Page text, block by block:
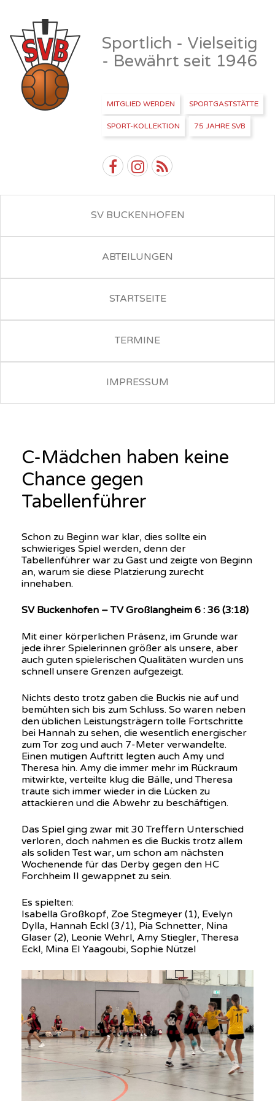
Sportlich - Vielseitig
- Bewährt seit 1946
MITGLIED WERDEN SPORTGASTSTÄTTE
SPORT-KOLLEKTION 75 JAHRE SVB
SV BUCKENHOFEN
ABTEILUNGEN
STARTSEITE
TERMINE
IMPRESSUM
C-Mädchen haben keine
Chance gegen
Tabellenführer
Schon zu Beginn war klar, dies sollte ein
schwieriges Spiel werden, denn der
Tabellenführer war zu Gast und zeigte von Beginn
an, warum sie diese Platzierung zurecht
innehaben.
SV Buckenhofen – TV Großlangheim 6 : 36 (3:18)
Mit einer körperlichen Präsenz, im Grunde war
jede ihrer Spielerinnen größer als unsere, aber
auch guten spielerischen Qualitäten wurden uns
schnell unsere Grenzen aufgezeigt.
Nichts desto trotz gaben die Buckis nie auf und
bemühten sich bis zum Schluss. So waren neben
den üblichen Leistungsträgern tolle Fortschritte
bei Hannah zu sehen, die wesentlich energischer
zum Tor zog und auch 7-Meter verwandelte.
Einen mutigen Auftritt legten auch Amy und
Theresa hin. Amy die immer mehr im Rückraum
mitwirkte, verteilte klug die Bälle, und Theresa
traute sich immer wieder in die Lücken zu
attackieren und die Abwehr zu beschäftigen.
Das Spiel ging zwar mit 30 Treffern Unterschied
verloren, doch nahmen es die Buckis trotz allem
als soliden Test war, um schon am nächsten
Wochenende für das Derby gegen den HC
Forchheim II gewappnet zu sein.
Es spielten:
Isabella Großkopf, Zoe Stegmeyer (1), Evelyn
Dylla, Hannah Eckl (3/1), Pia Schnetter, Nina
Glaser (2), Leonie Wehrl, Amy Stiegler, Theresa
Eckl, Mina El Yaagoubi, Sophie Nützel